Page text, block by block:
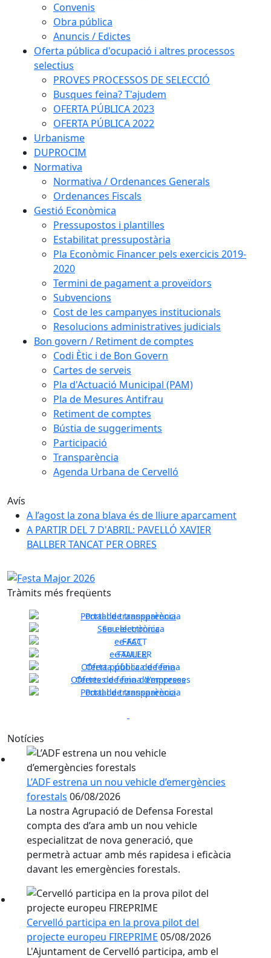
Convenis
Obra pública
Anuncis / Edictes
Oferta pública d'ocupació i altres processos
selectius
PROVES PROCESSOS DE SELECCIÓ
Busques feina? T'ajudem
OFERTA PÚBLICA 2023
OFERTA PÚBLICA 2022
Urbanisme
DUPROCIM
Normativa
Normativa / Ordenances Generals
Ordenances Fiscals
Gestió Econòmica
Pressupostos i plantilles
Estabilitat pressupostària
Pla Econòmic Financer pels exercicis 2019-
2020
Termini de pagament a proveïdors
Subvencions
Cost de les campanyes institucionals
Resolucions administratives judicials
Bon govern / Retiment de comptes
Codi Ètic i de Bon Govern
Cartes de serveis
Pla d'Actuació Municipal (PAM)
Pla de Mesures Antifrau
Retiment de comptes
Bústia de suggeriments
Participació
Transparència
Agenda Urbana de Cervelló
Avís
A l’agost la zona blava és de lliure aparcament
A PARTIR DEL 7 D'ABRIL: PAVELLÓ XAVIER
BALLBER TANCAT PER OBRES
Festa Major 2026
Anterior
Tràmits més freqüents
Portal de transparència
Seu electrònica
e-FACT
e-TAULER
Oferta pública de feina
Ofertes de feina d'empreses
Previous
Portal de transparència
Notícies
L’ADF estrena un nou vehicle d’emergències
forestals 06/08/2026
La nostra Agrupació de Defensa Forestal
compta des d’ara amb un nou vehicle
especialitzat de nova generació, que
permetrà actuar amb més rapidesa i eficàcia
davant les emergències forestals.
Cervelló participa en la prova pilot del
projecte europeu FIREPRIME 05/08/2026
L'Ajuntament de Cervelló participa, amb el